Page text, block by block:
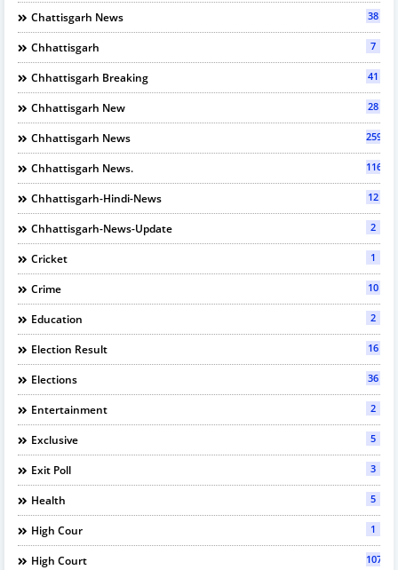
Chattisgarh News 38
Chhattisgarh 7
Chhattisgarh Breaking 41
Chhattisgarh New 28
Chhattisgarh News 2595
Chhattisgarh News. 116
Chhattisgarh-Hindi-News 12
Chhattisgarh-News-Update 2
Cricket 1
Crime 10
Education 2
Election Result 16
Elections 36
Entertainment 2
Exclusive 5
Exit Poll 3
Health 5
High Cour 1
High Court 107